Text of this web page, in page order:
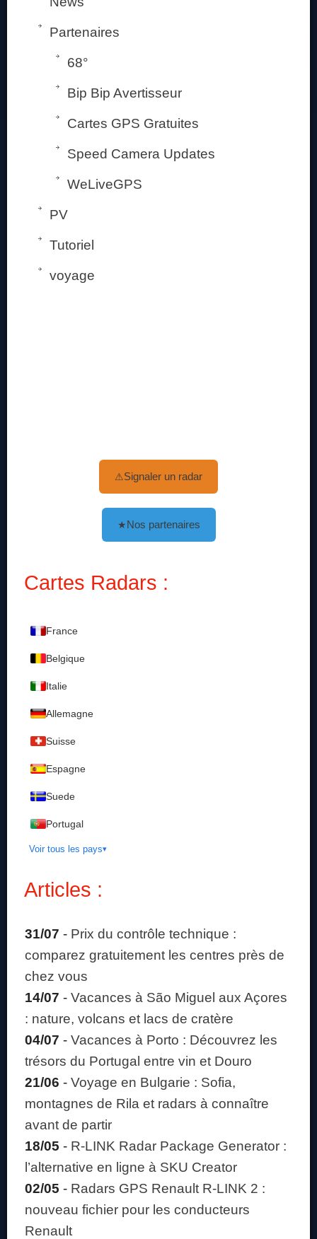
Partenaires
68°
Bip Bip Avertisseur
Cartes GPS Gratuites
Speed Camera Updates
WeLiveGPS
PV
Tutoriel
voyage
⚠Signaler un radar
★Nos partenaires
Cartes Radars :
France
Belgique
Italie
Allemagne
Suisse
Espagne
Suede
Portugal
Voir tous les pays
Articles :
31/07 - Prix du contrôle technique :
comparez gratuitement les centres près de
chez vous
14/07 - Vacances à São Miguel aux Açores
: nature, volcans et lacs de cratère
04/07 - Vacances à Porto : Découvrez les
trésors du Portugal entre vin et Douro
21/06 - Voyage en Bulgarie : Sofia,
montagnes de Rila et radars à connaître
avant de partir
18/05 - R-LINK Radar Package Generator :
l’alternative en ligne à SKU Creator
02/05 - Radars GPS Renault R-LINK 2 :
nouveau fichier pour les conducteurs
Renault